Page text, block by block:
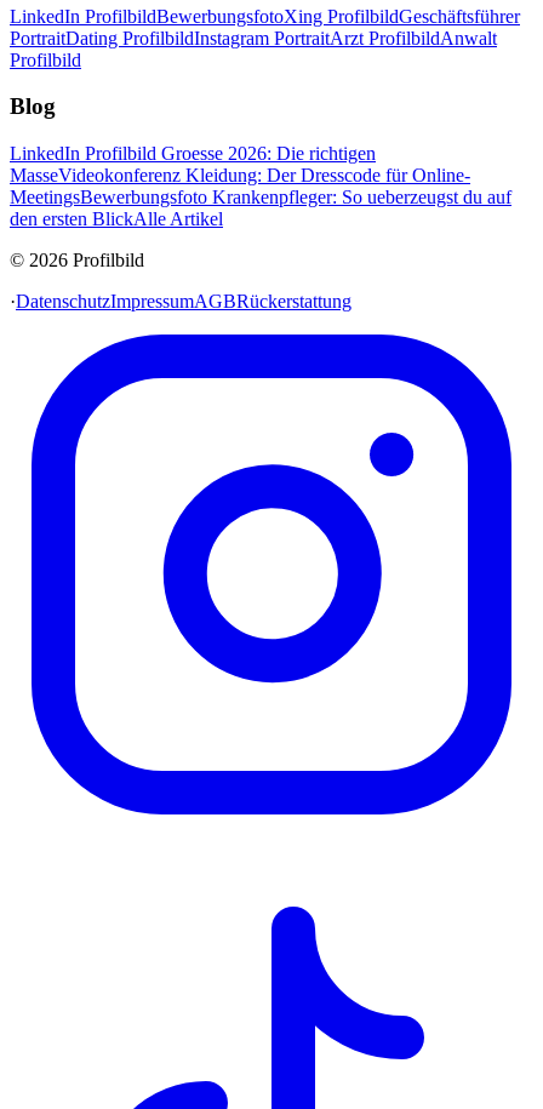
LinkedIn ProfilbildBewerbungsfotoXing ProfilbildGeschäftsführer
PortraitDating ProfilbildInstagram PortraitArzt ProfilbildAnwalt
Profilbild
Blog
LinkedIn Profilbild Groesse 2026: Die richtigen
MasseVideokonferenz Kleidung: Der Dresscode für Online-
MeetingsBewerbungsfoto Krankenpfleger: So ueberzeugst du auf
den ersten BlickAlle Artikel
© 2026 Profilbild
·DatenschutzImpressumAGBRückerstattung